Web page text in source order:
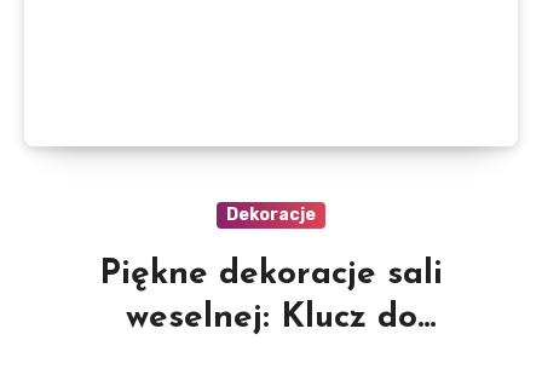
Dekoracje
Piękne dekoracje sali
weselnej: Klucz do